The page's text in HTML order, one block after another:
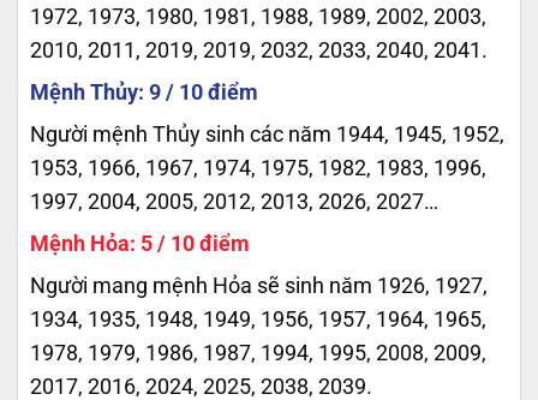
1972, 1973, 1980, 1981, 1988, 1989, 2002, 2003,
2010, 2011, 2019, 2019, 2032, 2033, 2040, 2041.
Mệnh Thủy: 9 / 10 điểm
Người mệnh Thủy sinh các năm 1944, 1945, 1952,
1953, 1966, 1967, 1974, 1975, 1982, 1983, 1996,
1997, 2004, 2005, 2012, 2013, 2026, 2027…
Mệnh Hỏa: 5 / 10 điểm
Người mang mệnh Hỏa sẽ sinh năm 1926, 1927,
1934, 1935, 1948, 1949, 1956, 1957, 1964, 1965,
1978, 1979, 1986, 1987, 1994, 1995, 2008, 2009,
2017, 2016, 2024, 2025, 2038, 2039.